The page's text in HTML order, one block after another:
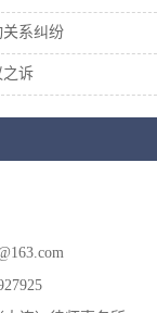
关系纠纷
之诉